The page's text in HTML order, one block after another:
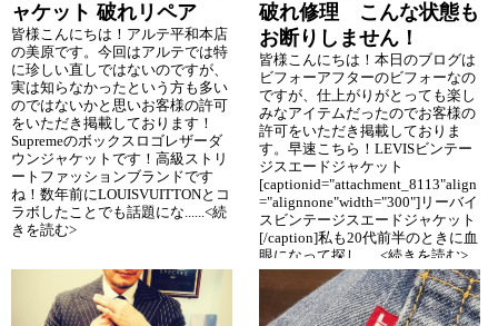
ャケット 破れリペア
皆様こんにちは！アルテ平和本店
の美原です。今回はアルテでは特
に珍しい直しではないのですが、
実は知らなかったという方も多い
のではないかと思いお客様の許可
をいただき掲載しております！
Supremeのボックスロゴレザーダ
ウンジャケットです！高級ストリ
ートファッションブランドです
ね！数年前にLOUISVUITTONとコ
ラボしたことでも話題にな......<続
きを読む>
破れ修理 こんな状態も
お断りしません！
皆様こんにちは！本日のブログは
ビフォーアフターのビフォーなの
ですが、仕上がりがとっても楽し
みなアイテムだったのでお客様の
許可をいただき掲載しておりま
す。早速こちら！LEVISビンテー
ジスエードジャケット
[captionid="attachment_8113"align
="alignnone"width="300"]リーバイ
スビンテージスエードジャケット
[/caption]私も20代前半のときに血
眼になって探し......<続きを読む>